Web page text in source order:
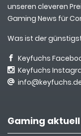
unseren cleveren
Gaming News für
Was ist der
Keyfuchs
Keyfuchs
Gaming aktuell